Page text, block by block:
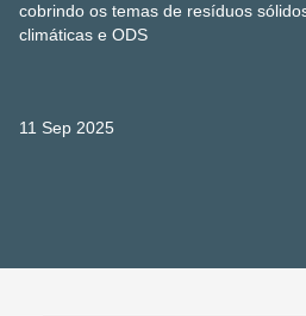
cobrindo os temas de resíduos
climáticas e ODS
11 Sep 2025